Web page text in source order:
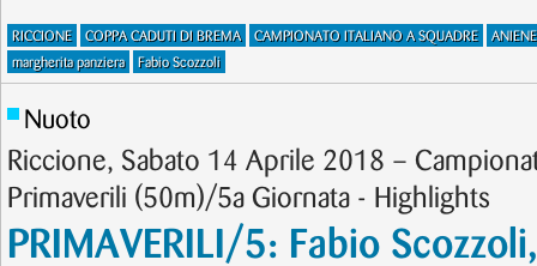
RICCIONE COPPA CADUTI DI BREMA CAMPIONATO ITALIANO A SQUADRE
ANIENE
margherita panziera
Fabio Scozzoli
Nuoto
Riccione, Sabato 14 Aprile 2018 –
Primaverili (50m)/5a Giornata - Highlights
PRIMAVERILI/5: Fabio